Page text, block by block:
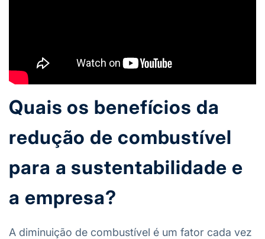
Quais os benefícios da
redução de combustível
para a sustentabilidade e
a empresa?
A diminuição de combustível é um fator cada vez